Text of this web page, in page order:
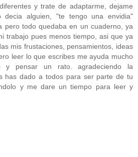
y trate de adaptarme, dejame
decia alguien, "te tengo una envidia"
pero todo quedaba en un cuaderno, ya
trabajo pues menos tiempo, asi que ya
mis frustaciones, pensamientos, ideas
leer lo que escribes me ayuda mucho
y pensar un rato. agradeciendo la
has dado a todos para ser parte de tu
y me dare un tiempo para leer y